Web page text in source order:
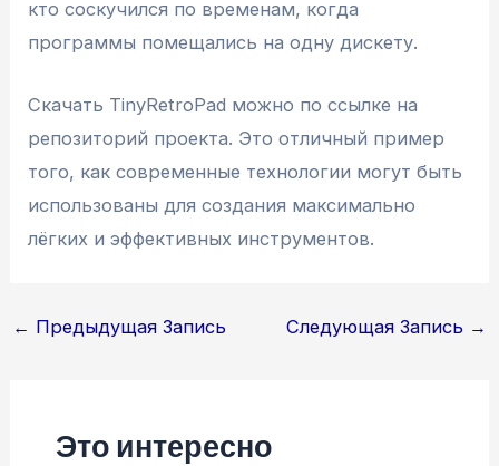
кто соскучился по временам, когда
программы помещались на одну дискету.
Скачать TinyRetroPad можно по ссылке на
репозиторий проекта. Это отличный пример
того, как современные технологии могут быть
использованы для создания максимально
лёгких и эффективных инструментов.
Навигация
← Предыдущая Запись Следующая Запись →
Это интересно